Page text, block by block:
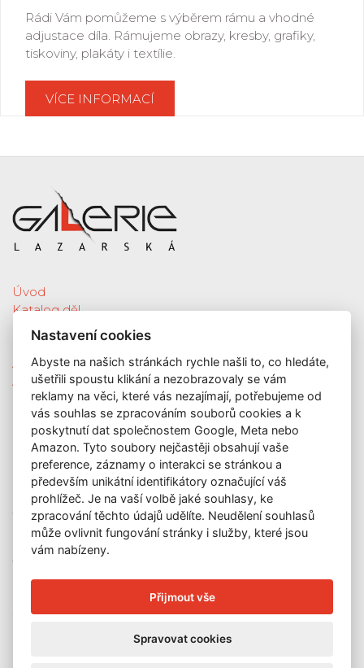
Rádi Vám pomůžeme s výběrem rámu a vhodné
adjustace díla. Rámujeme obrazy, kresby, grafiky,
tiskoviny, plakáty i textílie.
VÍCE INFORMACÍ
Úvod
Katalog děl
Služby
Nová díla
Aktuální výstava
Aukce
O nás
Kontakt
KONTAKT
GALERIE LAZARSKÁ
Lazarská 7
110 00 Praha 1
E-mail:
info@galerielazarska.cz
Telefon:
+420 603 284 668
OTEVÍRACÍ DOBA
10:00 – 12:00 | 13:00 – 18:00
Nastavení cookies
Abyste na našich stránkách rychle našli to, co hledáte,
ušetřili spoustu klikání a nezobrazovaly se vám
reklamy na věci, které vás nezajímají, potřebujeme od
vás souhlas se zpracováním souborů cookies a k
poskytnutí dat společnostem Google, Meta nebo
Amazon. Tyto soubory nejčastěji obsahují vaše
preference, záznamy o interakci se stránkou a
především unikátní identifikátory označující váš
prohlížeč. Je na vaší volbě jaké souhlasy, ke
zpracování těchto údajů udělíte. Neudělení souhlasů
může ovlivnit fungování stránky i služby, které jsou
vám nabízeny.
Přijmout vše
Spravovat cookies